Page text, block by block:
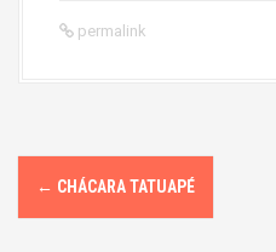
permalink
P
o
← CHÁCARA TATUAPÉ